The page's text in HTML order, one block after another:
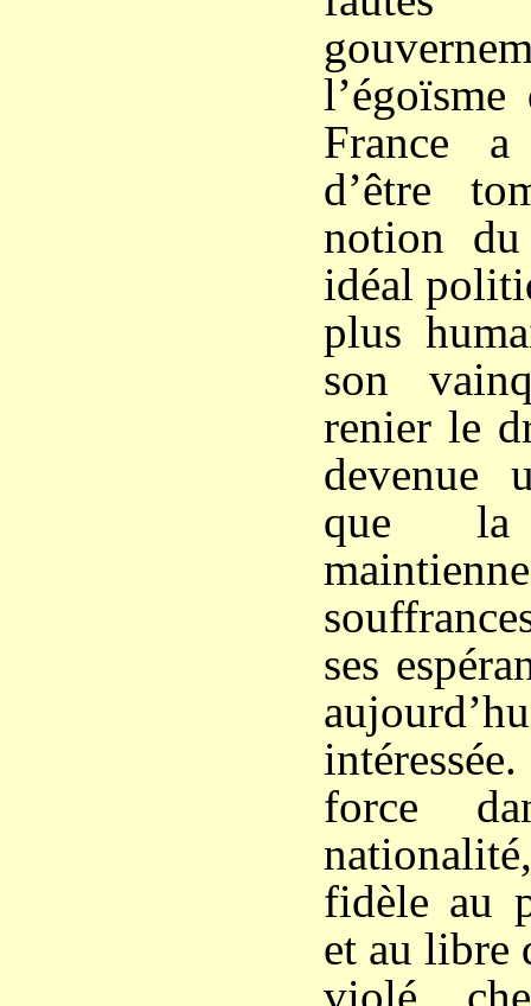
France
d’être
notion
idéal
plus
son
renier le
devenue
que
ses
force
fidèle au
et au libre